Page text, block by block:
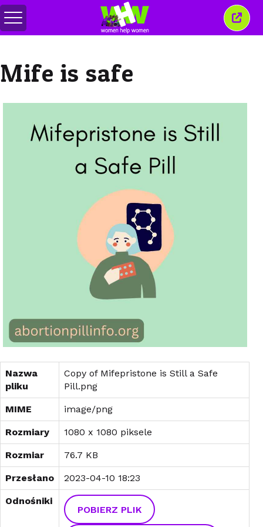
Przełącz
menu
to
Mife is safe
Nazwa
pliku
Copy of Mifepristone is Still a Safe
Pill.png
MIME image/png
Rozmiary 1080 x 1080 piksele
Rozmiar 76.7 KB
Przesłano 2023-04-10 18:23
Odnośniki
POBIERZ PLIK